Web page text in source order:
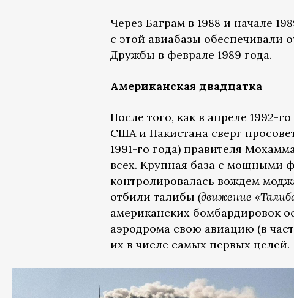
Через Баграм в 1988 и начале
с этой авиабазы обеспечивали
Дружбы в феврале 1989 года.
Американская двадцатка
После того, как в апреле
США и Пакистана сверг
1991-го года) правителя
всех. Крупная база с мощными
контролировалась вождем
отбили талибы (движение
американских бомбардировок
аэродрома свою авиацию (в
их в числе самых первых целей.